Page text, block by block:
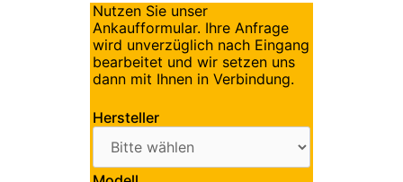
Nutzen Sie unser
Ankaufformular. Ihre Anfrage
wird unverzüglich nach Eingang
bearbeitet und wir setzen uns
dann mit Ihnen in Verbindung.
Hersteller